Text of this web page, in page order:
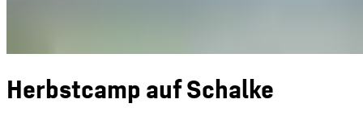
Herbstcamp auf Schalke